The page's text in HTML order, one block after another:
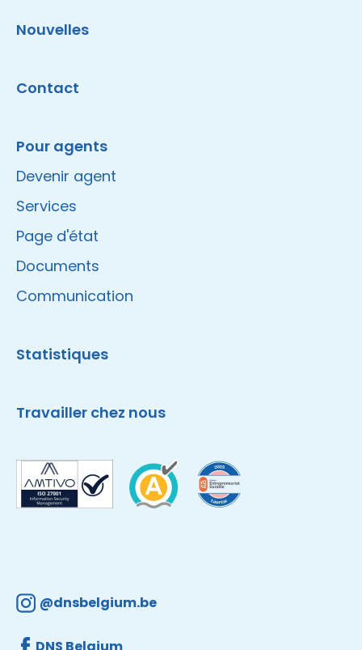
Nouvelles
Contact
Pour agents
Devenir agent
Services
Page d'état
Documents
Communication
Statistiques
Travailler chez nous
@dnsbelgium.be